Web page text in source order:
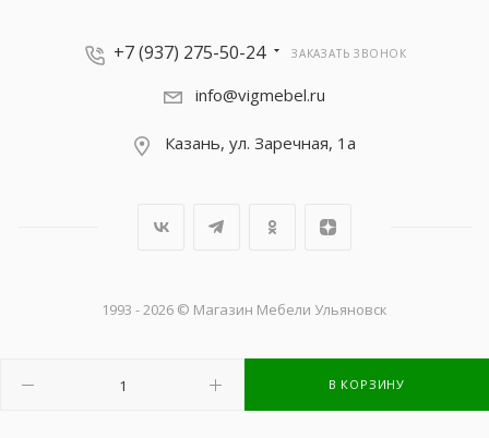
В КОРЗИНУ
+7 (937) 275-50-24 ЗАКАЗАТЬ ЗВОНОК
info@vigmebel.ru
Казань, ул. Заречная, 1а
1993 - 2026 © Магазин Мебели Ульяновск